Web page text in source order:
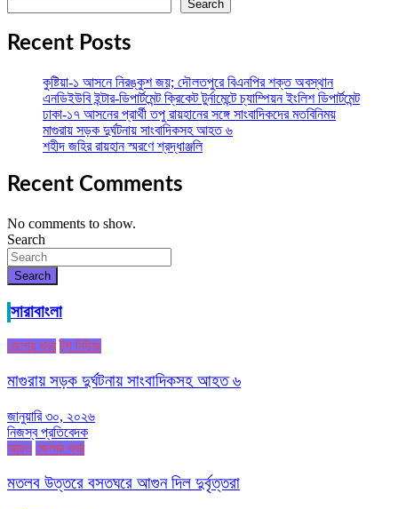
Search
Recent Posts
কুষ্টিয়া-১ আসনে নিরঙ্কুশ জয়; দৌলতপুরে বিএনপির শক্ত অবস্থান
এনডিইউবি ইন্টার-ডিপার্টমেন্ট ক্রিকেট টুর্নামেন্টে চ্যাম্পিয়ন ইংলিশ ডিপার্টমেন্ট
ঢাকা-১৭ আসনের প্রার্থী তপু রায়হানের সঙ্গে সাংবাদিকদের মতবিনিময়
মাগুরায় সড়ক দুর্ঘটনায় সাংবাদিকসহ আহত ৬
শহীদ জহির রায়হান স্মরণে শ্রদ্ধাঞ্জলি
Recent Comments
No comments to show.
Search
Search
সারাবাংলা
জেলার খবর টপ নিউজ
মাগুরায় সড়ক দুর্ঘটনায় সাংবাদিকসহ আহত ৬
জানুয়ারি ৩০, ২০২৬
নিজস্ব প্রতিবেদক
আরও জেলার খবর
মতলব উত্তরে বসতঘরে আগুন দিল দুর্বৃত্তরা